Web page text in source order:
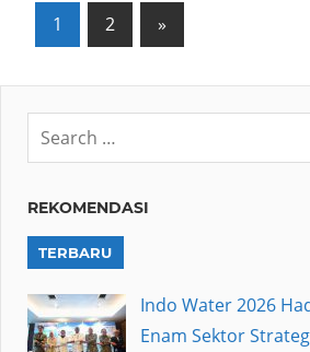
Posts
1 2
Next
Posts
»
REKOMENDASI
TERBARU
Indo Water 2026
Enam Sektor